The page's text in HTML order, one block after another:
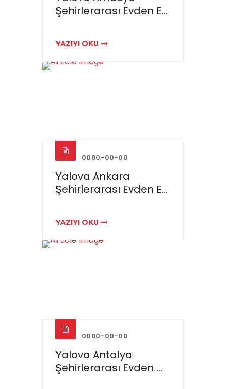
Şehirlerarası Evden E...
YAZIYI OKU
0000-00-00
Yalova Ankara
Şehirlerarası Evden E...
YAZIYI OKU
0000-00-00
Yalova Antalya
Şehirlerarası Evden ...